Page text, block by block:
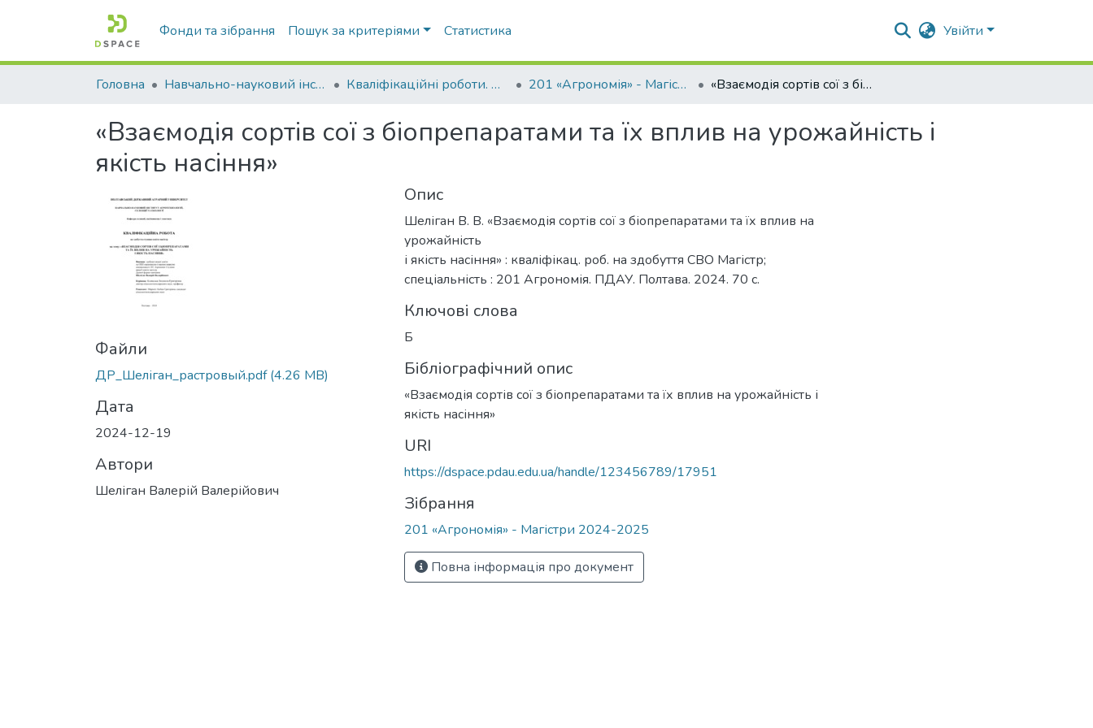
Фонди та зібрання Пошук за критеріями Статистика Увійти
Головна Навчально-науковий інститут агротехнологій, селекції та екології Кваліфікаційні роботи. ННІ агротехнологій, селекції та екології 201 «Агрономія» - Магістри 2024-2025 «Взаємодія сортів сої з біопрепаратами та їх вплив на урожайність і якість насіння»
«Взаємодія сортів сої з біопрепаратами та їх вплив на урожайність і
якість насіння»
Файли
ДР_Шеліган_растровый.pdf(4.26 MB)
Дата
2024-12-19
Автори
Шеліган Валерій Валерійович
Опис
Шеліган В. В. «Взаємодія сортів сої з біопрепаратами та їх вплив на
урожайність
і якість насіння» : кваліфікац. роб. на здобуття СВО Магістр;
спеціальність : 201 Агрономія. ПДАУ. Полтава. 2024. 70 с.
Ключові слова
Б
Бібліографічний опис
«Взаємодія сортів сої з біопрепаратами та їх вплив на урожайність і
якість насіння»
URI
https://dspace.pdau.edu.ua/handle/123456789/17951
Зібрання
201 «Агрономія» - Магістри 2024-2025
Повна інформація про документ